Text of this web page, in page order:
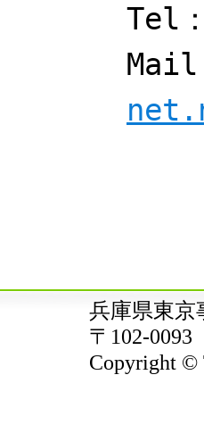
Tel
Mail
兵庫県東京
〒102-
Copyright ©